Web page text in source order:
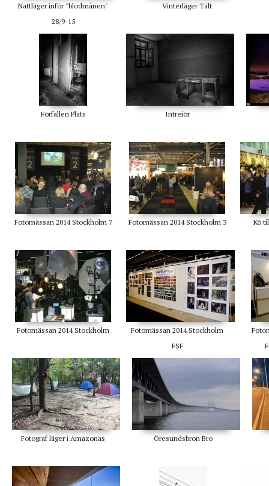
Nattläger inför "blodmånen"
28/9-15
Vinterläger Tält
Förfallen Plats Intreiör
Fotomässan 2014 Stockholm 7 Fotomässan 2014 Stockholm 3 Kö
Fotomässan 2014 Stockholm
Fotomässan 2014 Stockholm
FSF
Fotograf läger i Amazonas Öresundsbron Bro